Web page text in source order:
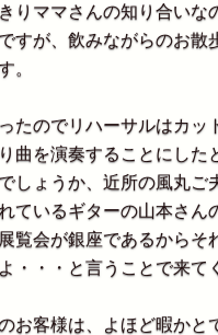
りママさんの知り合いな
すが、飲みながらのお散
。
たのでリハーサルはカッ
曲を演奏することにした
しょうか、近所の風丸ご
ているギターの山本さん
覧会が銀座であるからそ
・・・と言うことで来て
お客様は、よほど暇かと